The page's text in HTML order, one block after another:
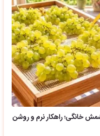
خانگی؛ راهکار نرم و روشن